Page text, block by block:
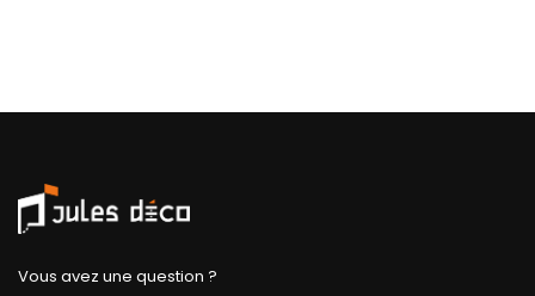
Vous avez une question ?